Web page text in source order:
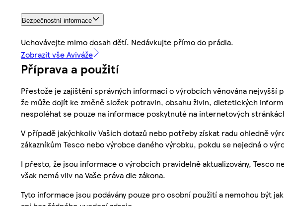
Bezpečnostní informace
Uchovávejte mimo dosah dětí. Nedávkujte přímo do prádla.
Zobrazit vše Aviváže
Příprava a použití
Přestože je zajištění správných informací o výrobcích věnována
že může dojít ke změně složek potravin, obsahu živin, dietetických
nespoléhat se pouze na informace poskytnuté na internetových
V případě jakýchkoliv Vašich dotazů nebo potřeby získat radu ohledně
zákazníkům Tesco nebo výrobce daného výrobku, pokdu se nejedná o
I přesto, že jsou informace o výrobcích pravidelně aktualizovány, Tesco
však nemá vliv na Vaše práva dle zákona.
Tyto informace jsou podávány pouze pro osobní použití a nemohou být